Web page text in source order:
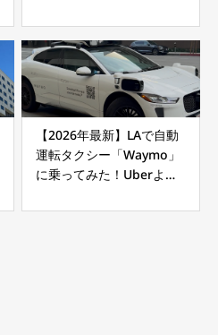
【2026年最新】LAで自動
運転タクシー「Waymo」
に乗ってみた！Uberより
点を徹底解説